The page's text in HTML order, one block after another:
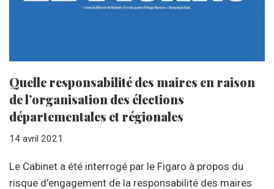
Quelle responsabilité des maires en raison
de l’organisation des élections
départementales et régionales
14 avril 2021
Le Cabinet a été interrogé par le Figaro à propos du
risque d’engagement de la responsabilité des maires